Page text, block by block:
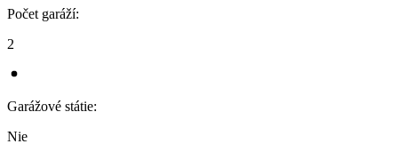
Počet garáží:
2
Garážové státie:
Nie